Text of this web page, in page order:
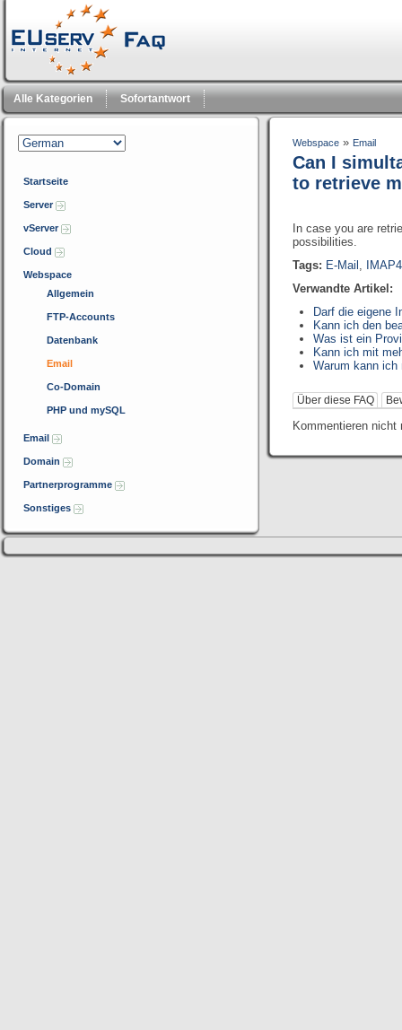
Alle Kategorien Sofortantwort
Startseite
Server
vServer
Cloud
Webspace
Allgemein
FTP-Accounts
Datenbank
Email
Co-Domain
PHP und mySQL
Email
Domain
Partnerprogramme
Sonstiges
Webspace » Email
Can I
to retrieve
In case you are
possibilities.
Tags: E-Mail ,
IMAP4
Verwandte Artikel:
Darf die eigene
Kann ich den
Was ist ein
Kann ich mit
Warum kann ich
Über diese FAQ
Kommentieren nicht